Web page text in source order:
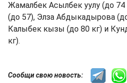
Жамалбек Асылбек уулу (до 74
(до 57), Элза Абдыкадырова
Калыбек кызы (до 80 кг) и
кг).
Сообщи свою новость: